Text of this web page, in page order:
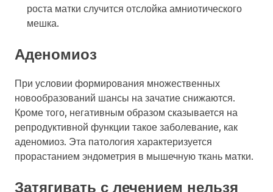
роста матки случится отслойка амниотического
мешка.
Аденомиоз
При условии формирования множественных
новообразований шансы на зачатие снижаются.
Кроме того, негативным образом сказывается на
репродуктивной функции такое заболевание, как
аденомиоз. Эта патология характеризуется
прорастанием эндометрия в мышечную ткань матки.
Затягивать с лечением нельзя